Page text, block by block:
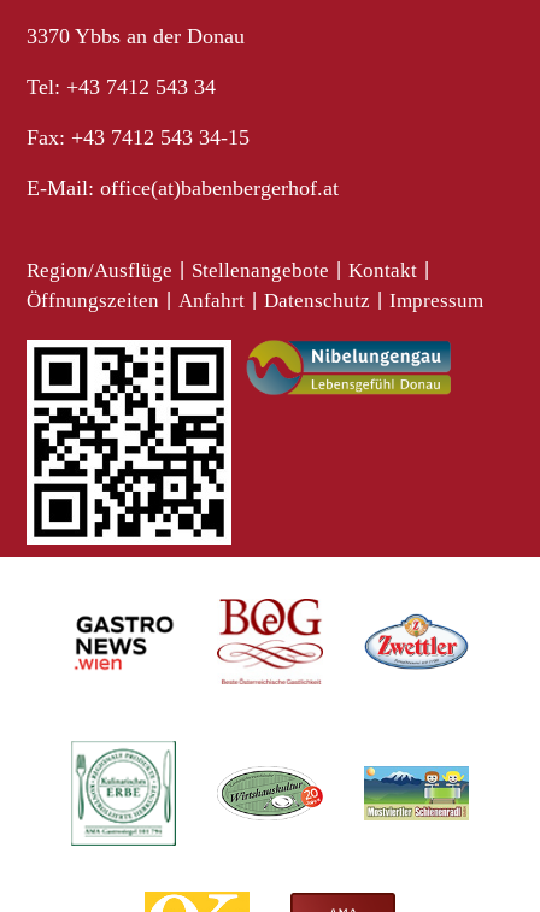
3370 Ybbs an der Donau
Tel: +43 7412 543 34
Fax: +43 7412 543 34-15
E-Mail:office(at)babenbergerhof.at
Region/Ausflüge Stellenangebote Kontakt
Öffnungszeiten Anfahrt Datenschutz Impressum